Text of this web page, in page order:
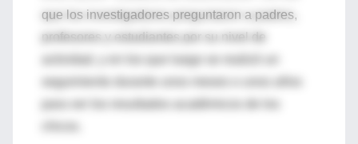
que los investigadores preguntaron a padres,
profesores y estudiantes por su nivel de
actividad, y en los que luego se realizó un
seguimiento durante unos meses o unos años